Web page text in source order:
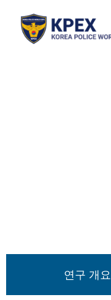
content
연구 개요